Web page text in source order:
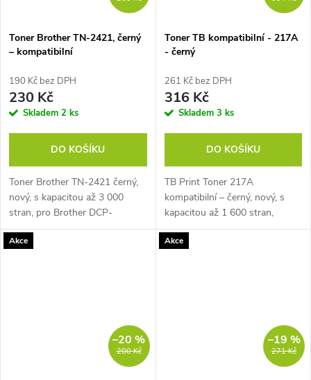
Toner Brother TN-2421, černý
– kompatibilní
190 Kč bez DPH
230 Kč
Skladem 2 ks
DO KOŠÍKU
Toner Brother TN-2421 černý,
nový, s kapacitou až 3 000
stran, pro Brother DCP-
L2512D, Brother MFC-
L2712DW, a další...
Toner TB kompatibilní - 217A
- černý
261 Kč bez DPH
316 Kč
Skladem 3 ks
DO KOŠÍKU
TB Print Toner 217A
kompatibilní – černý, nový, s
kapacitou až 1 600 stran,
Kompatibilita:HP LaserJet Pro
M102/MFP M130
Akce
200 Kč
–20 %
Akce
271 Kč
–19 %